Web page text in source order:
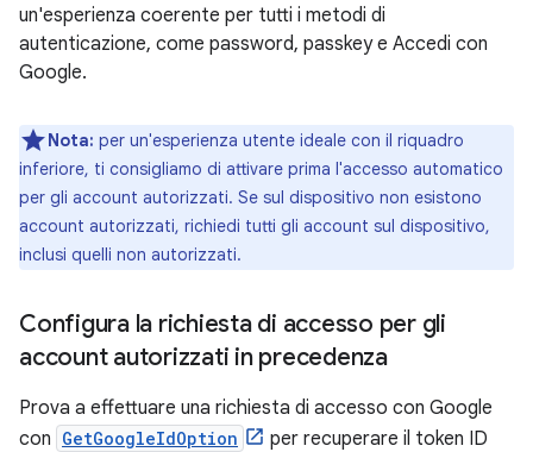
un'esperienza coerente per tutti i metodi di
autenticazione, come password, passkey e Accedi con
Google.
Nota: per un'esperienza utente ideale con il riquadro
inferiore, ti consigliamo di attivare prima l'accesso automatico
per gli account autorizzati. Se sul dispositivo non esistono
account autorizzati, richiedi tutti gli account sul dispositivo,
inclusi quelli non autorizzati.
Configura la richiesta di accesso per gli
account autorizzati in precedenza
Prova a effettuare una richiesta di accesso con Google
con GetGoogleIdOption
per recuperare il token ID